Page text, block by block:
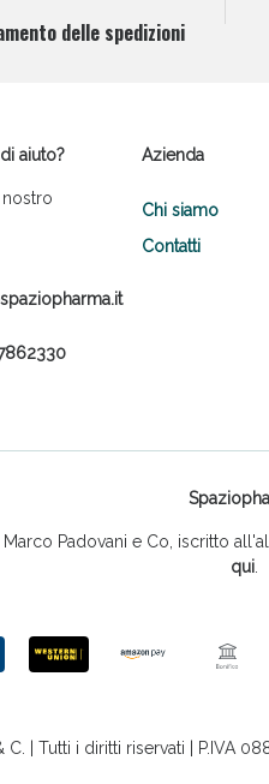
delle spedizioni
aiuto?
nostro
Azienda
Chi siamo
Contatti
Padovani e Co, iscritto
qui.
| Tutti i diritti riservati | P.IVA